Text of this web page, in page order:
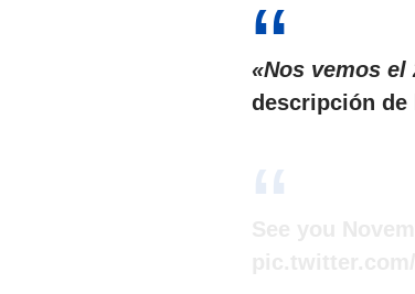
«Nos vemos el
descripción